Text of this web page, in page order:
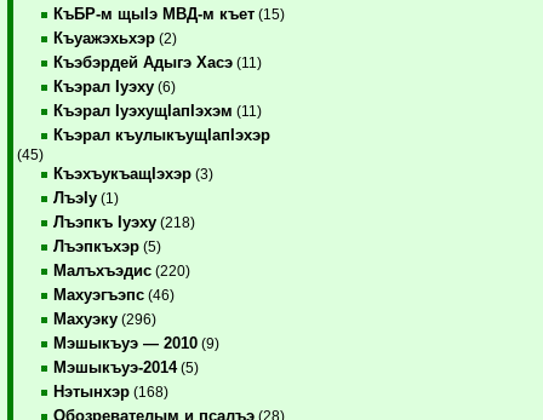
КъБР-м щыIэ МВД-м къет (15)
Къуажэхьхэр (2)
Къэбэрдей Адыгэ Хасэ (11)
Къэрал Iуэху (6)
Къэрал IуэхущIапIэхэм (11)
Къэрал къулыкъущIапIэхэр
(45)
КъэхъукъащIэхэр (3)
ЛъэIу (1)
Лъэпкъ Iуэху (218)
Лъэпкъхэр (5)
Малъхъэдис (220)
Махуэгъэпс (46)
Махуэку (296)
Мэшыкъуэ — 2010 (9)
Мэшыкъуэ-2014(5)
Нэтынхэр (168)
Обозревателым и псалъэ (28)